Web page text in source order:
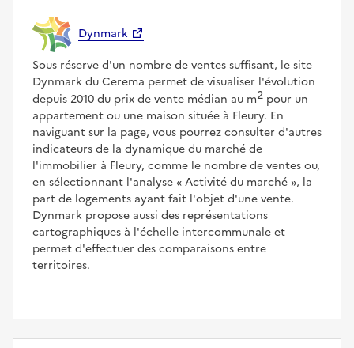
Dynmark
Sous réserve d'un nombre de ventes suffisant, le site
Dynmark du Cerema permet de visualiser l'évolution
depuis 2010 du prix de vente médian au m2 pour un
appartement ou une maison située à Fleury. En
naviguant sur la page, vous pourrez consulter d'autres
indicateurs de la dynamique du marché de
l'immobilier à Fleury, comme le nombre de ventes ou,
en sélectionnant l'analyse
Activité du marché , la
part de logements ayant fait l'objet d'une vente.
Dynmark propose aussi des représentations
cartographiques à l'échelle intercommunale et
permet d'effectuer des comparaisons entre
territoires.